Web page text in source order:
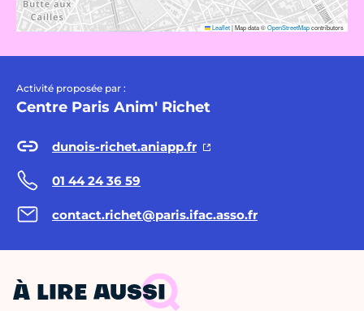
Leaflet|Map data ©OpenStreetMapcontributors
Activité proposée par :
Centre Paris Anim' Richet
dunois-richet.aniapp.fr
01 44 24 36 59
contact.richet@paris.ifac.asso.fr
À LIRE AUSSI